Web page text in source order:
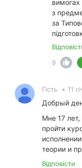
з
за
9
Гість • 11
Добрый
Мне 17
пройти
теории и
Відповісти